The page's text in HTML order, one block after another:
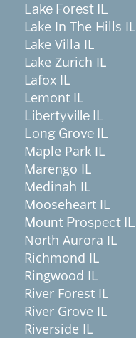
Lake Forest IL
Lake In The Hills IL
Lake Villa IL
Lake Zurich IL
Lafox IL
Lemont IL
Libertyville IL
Long Grove IL
Maple Park IL
Marengo IL
Medinah IL
Mooseheart IL
Mount Prospect IL
North Aurora IL
Richmond IL
Ringwood IL
River Forest IL
River Grove IL
Riverside IL